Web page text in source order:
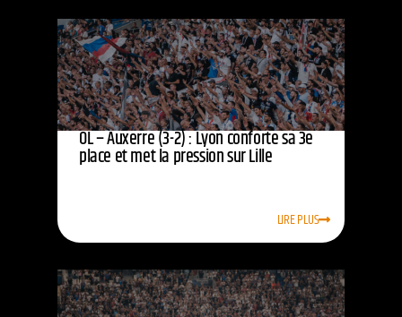
OL – Auxerre (3-2) : Lyon conforte sa 3e
place et met la pression sur Lille
LIRE PLUS